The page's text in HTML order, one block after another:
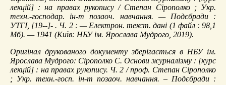
лекцій] : на правах рукопису / Степан Сірополко ; Укр.
техн.-господар. ін-т позаоч. навчання. — Подєбради :
УТГІ, [19--]- . Ч. 2 : — Електрон. текст. дані (1 файл : 98,1
Мб). — 1941 (Київ: НБУ ім. Ярослава Мудрого, 2019).
Оригінал друкованого документу зберігається в НБУ ім.
Ярослава Мудрого: Сірополко С. Основи журналізму : [курс
лекцій] : на правах рукопису. Ч. 2 / проф. Степан Сірополко
; Укр. техн.-госп. ін-т позаоч. навчання. – Подєбради :